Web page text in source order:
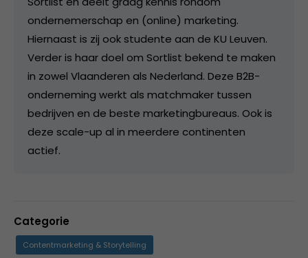
ondernemerschap en (online) marketing.
Hiernaast is zij ook studente aan de KU Leuven.
Verder is haar doel om Sortlist bekend te maken
in zowel Vlaanderen als Nederland. Deze B2B-
onderneming werkt als matchmaker tussen
bedrijven en de beste marketingbureaus. Ook is
deze scale-up al in meerdere continenten
actief.
Categorie
Contentmarketing & Storytelling